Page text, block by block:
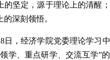
的坚定，源于理论上的清醒
的深刻领悟。
日，经济学院党委理论学习
学、重点研学、交流互学”